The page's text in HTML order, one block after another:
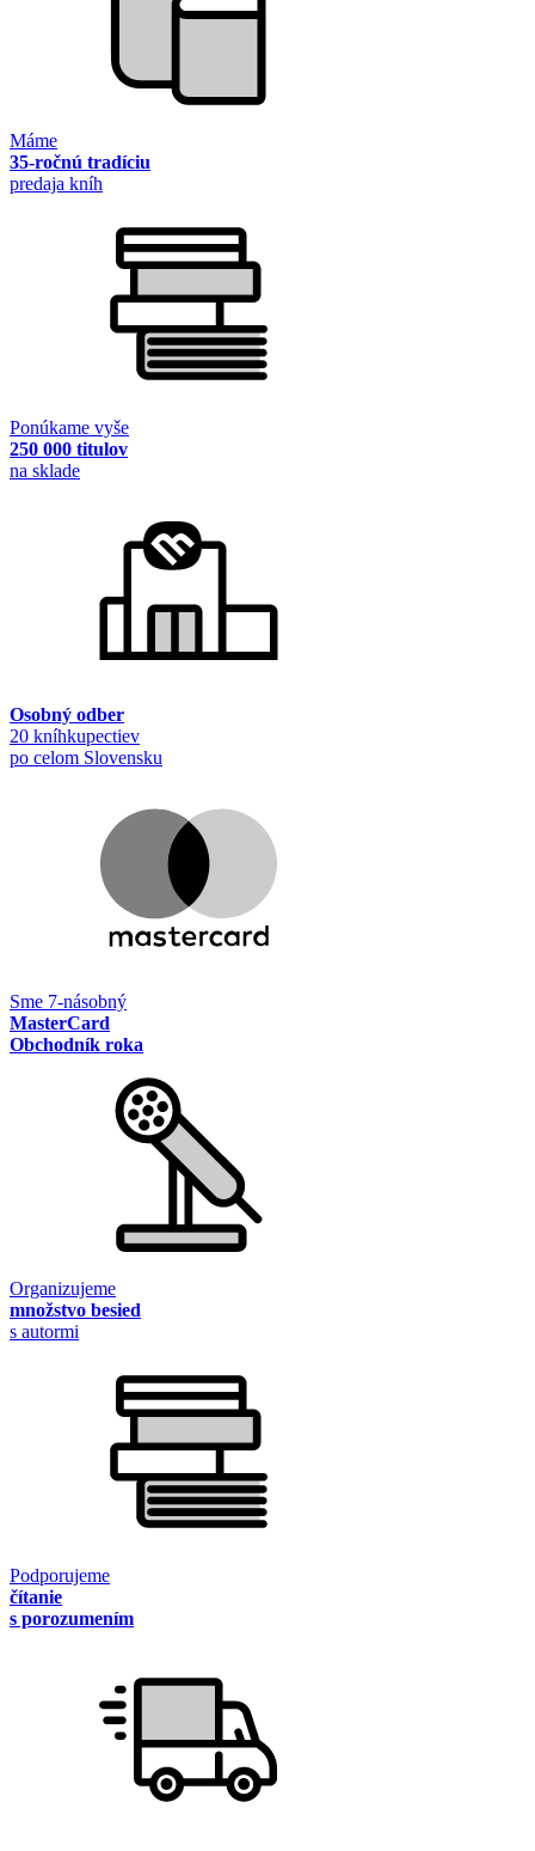
Máme
35-ročnú tradíciu
predaja kníh
Ponúkame vyše
250 000 titulov
na sklade
Osobný odber
20 kníhkupectiev
po celom Slovensku
Sme 7-násobný
MasterCard
Obchodník roka
Organizujeme
množstvo besied
s autormi
Podporujeme
čítanie
s porozumením